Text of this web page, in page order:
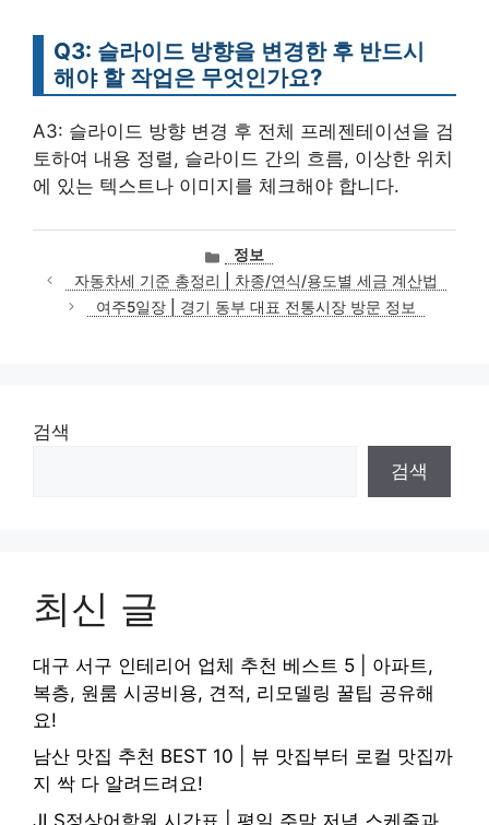
Q3: 슬라이드 방향을 변경한 후 반드시
해야 할 작업은 무엇인가요?
A3: 슬라이드 방향 변경 후 전체 프레젠테이션을 검
토하여 내용 정렬, 슬라이드 간의 흐름, 이상한 위치
에 있는 텍스트나 이미지를 체크해야 합니다.
카
테
고
리
정보
자동차세 기준 총정리 | 차종/연식/용도별 세금 계산법
여주5일장 | 경기 동부 대표 전통시장 방문 정보
검색
검색
최신 글
대구 서구 인테리어 업체 추천 베스트 5 | 아파트,
복층, 원룸 시공비용, 견적, 리모델링 꿀팁 공유해
요!
남산 맛집 추천 BEST 10 | 뷰 맛집부터 로컬 맛집까
지 싹 다 알려드려요!
JLS정상어학원 시간표 | 평일 주말 저녁 스케줄과